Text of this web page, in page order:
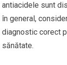
antiacidele sunt
în general,
diagnostic corect
sănătate.